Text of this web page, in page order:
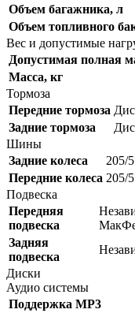
Объем багажника, л
Объем топливного
Вес и допустимые
Допустимая полная
Масса, кг
Тормоза
Передние тормоза
Задние тормоза
Шины
Задние колеса
205/
Передние колеса 205/
Подвеска
Передняя
подвеска
Задняя
подвеска
Диски
Аудио системы
Поддержка MP3